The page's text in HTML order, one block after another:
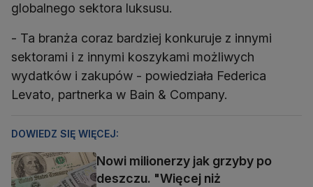
globalnego sektora luksusu.
- Ta branża coraz bardziej konkuruje z innymi
sektorami i z innymi koszykami możliwych
wydatków i zakupów - powiedziała Federica
Levato, partnerka w Bain & Company.
DOWIEDZ SIĘ WIĘCEJ:
Nowi milionerzy jak grzyby po
deszczu. "Więcej niż